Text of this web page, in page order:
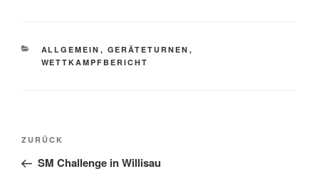
KATEGORIEN
ALLGEMEIN , GERÄTETURNEN ,
WETTKAMPFBERICHT
Beitragsnavigation
Vorheriger
Beitrag
ZURÜCK
SM Challenge in Willisau